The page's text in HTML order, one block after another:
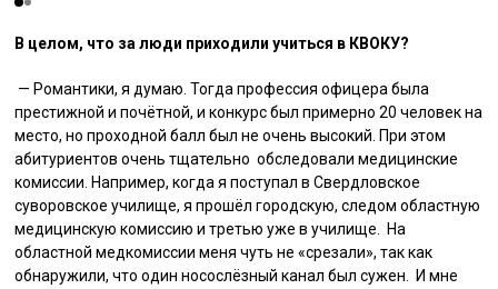
В целом, что за люди приходили учиться в КВОКУ?
— Романтики, я думаю. Тогда профессия офицера была
престижной и почётной, и конкурс был примерно 20 человек на
место, но проходной балл был не очень высокий. При этом
абитуриентов очень тщательно обследовали медицинские
комиссии. Например, когда я поступал в Свердловское
суворовское училище, я прошёл городскую, следом областную
медицинскую комиссию и третью уже в училище. На
областной медкомиссии меня чуть не «срезали», так как
обнаружили, что один носослёзный канал был сужен. И мне